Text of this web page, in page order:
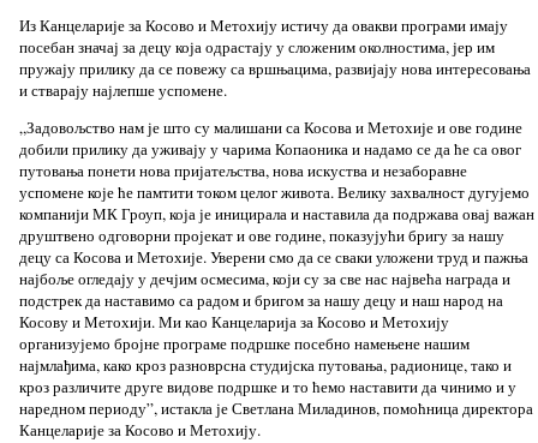
Из Канцеларије за Косово и Метохију истичу да овакви програми имају
посебан значај за децу која одрастају у сложеним околностима, јер им
пружају прилику да се повежу са вршњацима, развијају нова интересовања
и стварају најлепше успомене.
„Задовољство нам је што су малишани са Косова и Метохије и ове године
добили прилику да уживају у чарима Копаоника и надамо се да ће са овог
путовања понети нова пријатељства, нова искуства и незаборавне
успомене које ће памтити током целог живота. Велику захвалност дугујемо
компанији МК Гроуп, која је иницирала и наставила да подржава овај важан
друштвено одговорни пројекат и ове године, показујући бригу за нашу
децу са Косова и Метохије. Уверени смо да се сваки уложени труд и пажња
најбоље огледају у дечјим осмесима, који су за све нас највећа награда и
подстрек да наставимо са радом и бригом за нашу децу и наш народ на
Косову и Метохији. Ми као Канцеларија за Косово и Метохију
организујемо бројне програме подршке посебно намењене нашим
најмлађима, како кроз разноврсна студијска путовања, радионице, тако и
кроз различите друге видове подршке и то ћемо наставити да чинимо и у
наредном периоду”, истакла је Светлана Миладинов, помоћница директора
Канцеларије за Косово и Метохију.